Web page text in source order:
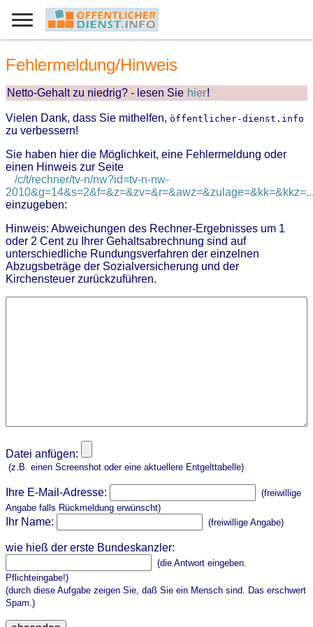
Fehlermeldung/Hinweis
Netto-Gehalt zu niedrig? - lesen Sie hier!
Vielen Dank, dass Sie mithelfen, öffentlicher-dienst.info
zu verbessern!
Sie haben hier die Möglichkeit, eine Fehlermeldung oder
einen Hinweis zur Seite
/c/t/rechner/tv-n/nw?id=tv-n-nw-
einzugeben:
Hinweis: Abweichungen des Rechner-Ergebnisses um 1
oder 2 Cent zu Ihrer Gehaltsabrechnung sind auf
unterschiedliche Rundungsverfahren der einzelnen
Abzugsbeträge der Sozialversicherung und der
Kirchensteuer zurückzuführen.
Datei anfügen:
(z.B. einen Screenshot oder eine aktuellere Entgelttabelle)
Ihre E-Mail-Adresse:
(freiwillige
Angabe falls Rückmeldung erwünscht)
Ihr Name: (freiwillige Angabe)
wie hieß der erste Bundeskanzler:
(die Antwort eingeben.
Pflichteingabe!)
(durch diese Aufgabe zeigen Sie, daß Sie ein Mensch sind. Das erschwert
Spam.)